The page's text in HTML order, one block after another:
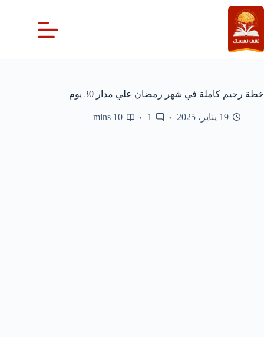
التجاوز
إلى
المحتوى
خطة رجيم كاملة في شهر رمضان علي مدار 30 يوم
19 يناير، 2025 1
10 mins